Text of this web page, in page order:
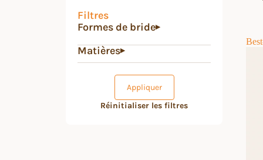
Filtres
Formes de bride▶
Matières▶
Appliquer
Réinitialiser les filtres